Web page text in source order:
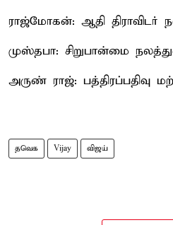
ராஜ்மோகன்: ஆதி திராவிடர்
முஸ்தபா: சிறுபான்மை
அருண் ராஜ்: பத்திரப்பதிவு
தவெக Vijay விஜய்